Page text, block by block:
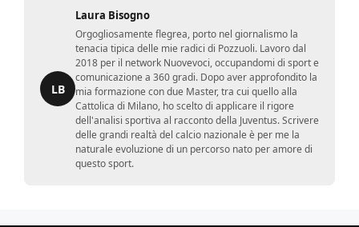
LB
Laura Bisogno
Orgogliosamente flegrea, porto nel giornalismo la
tenacia tipica delle mie radici di Pozzuoli. Lavoro dal
2018 per il network Nuovevoci, occupandomi di sport e
comunicazione a 360 gradi. Dopo aver approfondito la
mia formazione con due Master, tra cui quello alla
Cattolica di Milano, ho scelto di applicare il rigore
dell'analisi sportiva al racconto della Juventus. Scrivere
delle grandi realtà del calcio nazionale è per me la
naturale evoluzione di un percorso nato per amore di
questo sport.